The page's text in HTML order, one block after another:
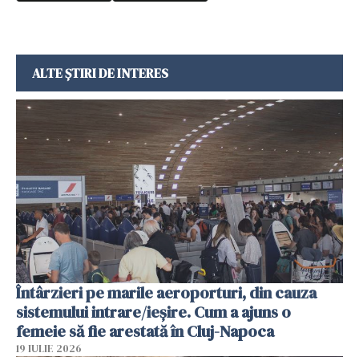
ALTE ȘTIRI DE INTERES
Întârzieri pe marile aeroporturi, din cauza
sistemului intrare/ieșire. Cum a ajuns o
femeie să fie arestată în Cluj-Napoca
19 IULIE 2026